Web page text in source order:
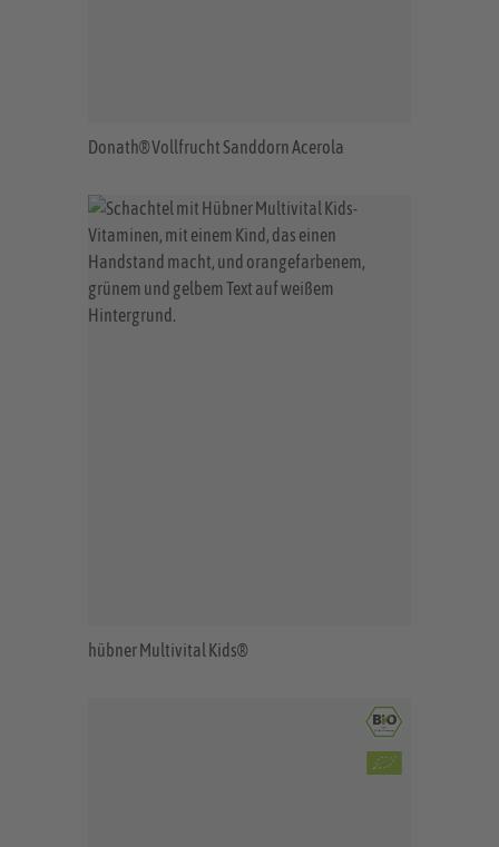
Donath® Vollfrucht Sanddorn Acerola
hübner Multivital Kids®